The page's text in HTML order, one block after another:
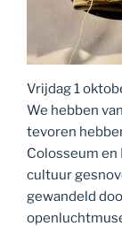
Vrijdag 1
We hebben
tevoren
Colosseum en
cultuur
gewandeld